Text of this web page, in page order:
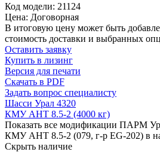
Код модели: 21124
Цена: Договорная
В итоговую цену может быть
стоимость доставки и выбранных
Оставить заявку
Купить в лизинг
Версия для печати
Скачать в PDF
Задать вопрос специалисту
Шасси Урал 4320
КМУ АНТ 8.5-2 (4000 кг)
Показать все модификации ПАРМ
КМУ АНТ 8.5-2 (079, г-р EG-202) в
Скрыть наличие